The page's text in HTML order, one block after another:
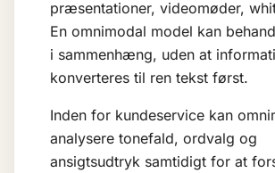
præsentationer, videomøder,
En omnimodal model kan
i sammenhæng, uden at
konverteres til ren tekst først.
Inden for kundeservice kan
analysere tonefald, ordvalg og
ansigtsudtryk samtidigt for at